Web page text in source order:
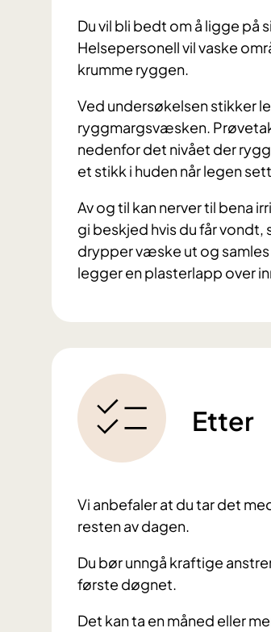
Du vil bli bedt om å ligge
Helsepersonell vil vaske
krumme ryggen.
Ved undersøkelsen stikker
ryggmargsvæsken.
nedenfor det nivået der
et stikk i huden når legen
Av og til kan nerver til bena
gi beskjed hvis du får vondt,
drypper væske ut og samles
legger en plasterlapp over
Etter
Vi anbefaler at du tar det
resten av dagen.
Du bør unngå kraftige
første døgnet.
Det kan ta en måned eller